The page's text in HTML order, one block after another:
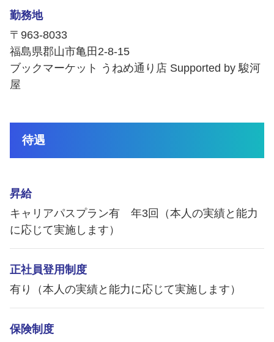
勤務地
〒963-8033
福島県郡山市亀田2-8-15
ブックマーケット うねめ通り店 Supported by 駿河
屋
待遇
昇給
キャリアパスプラン有 年3回（本人の実績と能力
に応じて実施します）
正社員登用制度
有り（本人の実績と能力に応じて実施します）
保険制度